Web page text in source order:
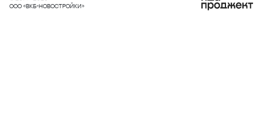
ООО «ВКБ-НОВОСТРОЙКИ»